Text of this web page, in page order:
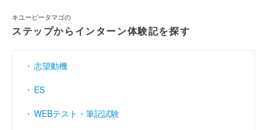
キユーピータマゴの
ステップからインターン体験記を探す
志望動機
ES
WEBテスト・筆記試験